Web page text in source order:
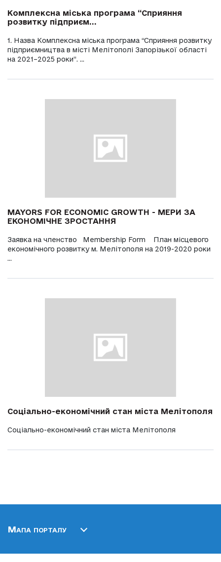
Комплексна міська програма “Сприяння
розвитку підприєм...
1. Назва Комплексна міська програма “Сприяння розвитку
підприємництва в місті Мелітополі Запорізької області
на 2021–2025 роки”. ...
MAYORS FOR ECONOMIC GROWTH - МЕРИ ЗА
ЕКОНОМІЧНЕ ЗРОСТАННЯ
Заявка на членство Membership Form План місцевого
економічного розвитку м. Мелітополя на 2019-2020 роки
...
Соціально-економічний стан міста Мелітополя
Соціально-економічний стан міста Мелітополя
Мапа порталу